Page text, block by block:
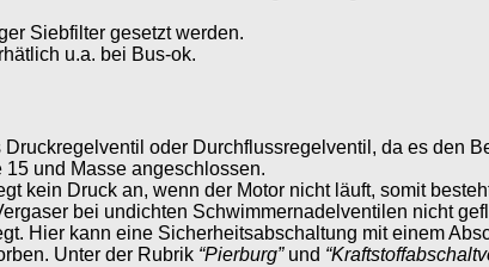
Siebfilter gesetzt werden.
u.a. bei Bus-ok.
oder Durchflussregelventil, da es den
und Masse angeschlossen.
kein Druck an, wenn der Motor nicht läuft, somit
bei undichten Schwimmernadelventilen nicht
Hier kann eine Sicherheitsabschaltung mit einem
Unter der Rubrik “Pierburg”und